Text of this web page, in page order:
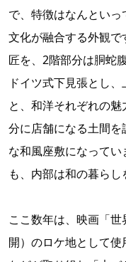
で、特徴はなんとい
文化が融合する外観
匠を、2階部分は胴蛇
ドイツ式下見張とし
と、和洋それぞれの
分に店舗になる土間
な和風座敷になって
も、内部は和の暮らし
ここ数年は、映画「
開）のロケ地として